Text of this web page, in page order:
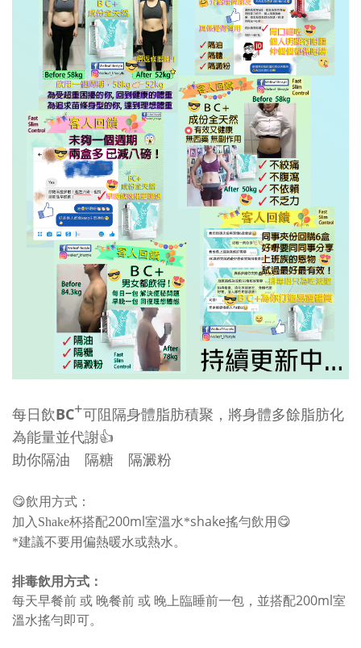
每日飲BC+可阻隔身體脂肪積聚，將身體多餘脂肪化
為能量並代謝👍
助你隔油 隔糖 隔澱粉
😋飲用方式：
加入Shake杯搭配200ml室溫水*shake搖勻飲用 😋
*建議不要用偏熱暖水或熱水。
排毒飲用方式：
每天早餐前 或 晚餐前 或 晚上臨睡前一包，並搭配200ml室
溫水搖勻即可。